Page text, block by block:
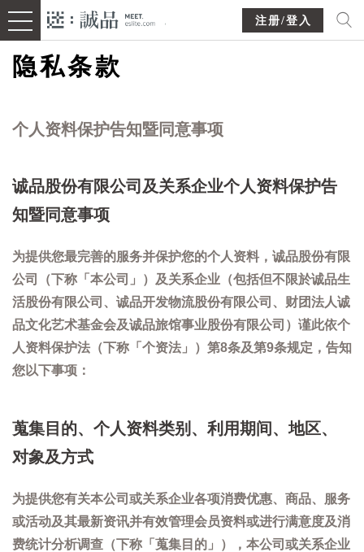
注册/登入
隐私条款
个人资料保护告知暨同意事项
诚品股份有限公司及关系企业个人资料保护告
知暨同意事项
为提供您最完善的服务并保护您的个人资料，诚品股份有限
公司（下称「本公司」）及关系企业（包括但不限於诚品生
活股份有限公司、诚品开发物流股份有限公司、财团法人诚
品文化艺术基金会及诚品旅馆事业股份有限公司）谨此依个
人资料保护法（下称「个资法」）第8条及第9条规定，告知
您以下事项：
蒐集目的、个人资料类别、利用期间、地区、
对象及方式
为提供您有关本公司或关系企业各项消费优惠、商品、服务
或活动及其最新资讯并有效管理会员资料或进行满意度及消
费统计分析调查（下称「蒐集目的」），本公司或关系企业